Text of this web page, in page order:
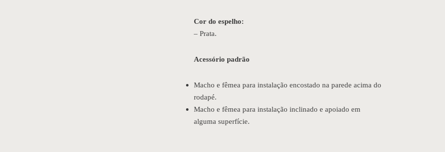
Cor do espelho:
– Prata.
Acessório padrão
Macho e fêmea para instalação encostado na parede acima do
rodapé.
Macho e fêmea para instalação inclinado e apoiado em
alguma superfície.